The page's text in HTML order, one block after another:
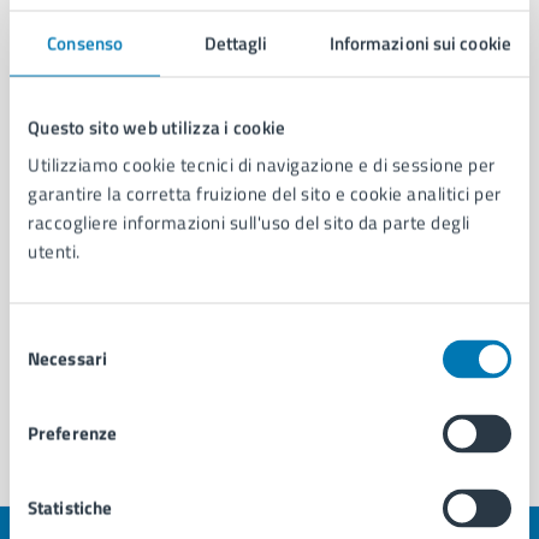
Consenso Dettagli Informazioni sui cookie
Questo sito web utilizza i cookie
Utilizziamo cookie tecnici di navigazione e di sessione per
garantire la corretta fruizione del sito e cookie analitici per
raccogliere informazioni sull'uso del sito da parte degli
utenti.
delNecessari
Preferenze
Statistiche
Commissione Istruzione e Cultura di Municipalità
Commissione Bilancio, Legalità, Attività
Produttive e Turismo di Municipalità 4 - Attiva dal
01/01/2026
Commissione Ambiente e Verde di Municipalità 4 -
Attiva dal 01/01/2026
Vedi altri 6